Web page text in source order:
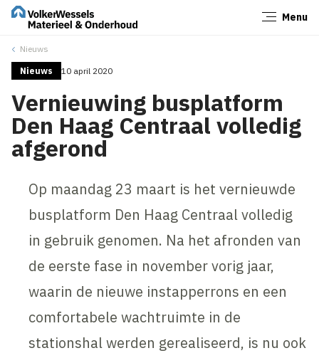
Menu
Nieuws
Nieuws 10 april 2020
Vernieuwing busplatform
Den Haag Centraal volledig
afgerond
Op maandag 23 maart is het vernieuwde
busplatform Den Haag Centraal volledig
in gebruik genomen. Na het afronden van
de eerste fase in november vorig jaar,
waarin de nieuwe instapperrons en een
comfortabele wachtruimte in de
stationshal werden gerealiseerd, is nu ook
Sluiten